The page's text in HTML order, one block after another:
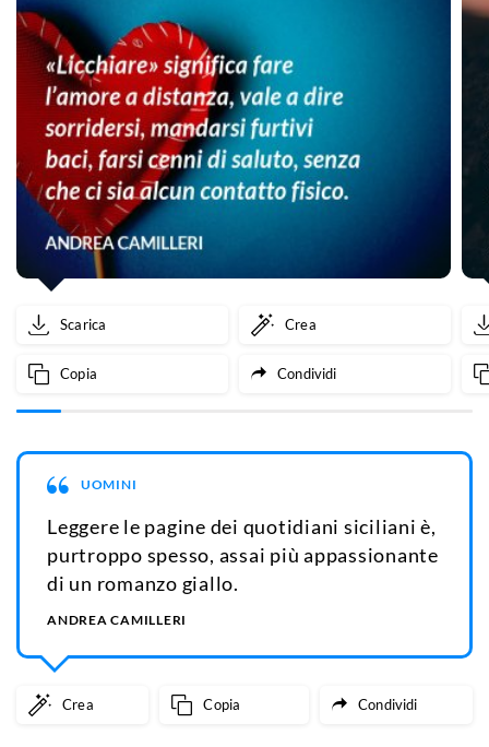
Scarica Crea
Copia Condividi
UOMINI
Leggere le pagine dei quotidiani siciliani è,
purtroppo spesso, assai più appassionante
di un romanzo giallo.
ANDREA CAMILLERI
Crea Copia Condividi